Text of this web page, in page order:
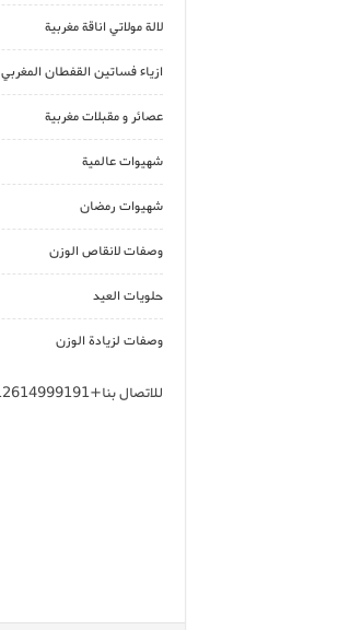
لالة مولاتي اناقة مغربية
ازياء فساتين القفطان المغربي
عصائر و مقبلات مغربية
شهيوات عالمية
شهيوات رمضان
وصفات لانقاص الوزن
حلويات العيد
وصفات لزيادة الوزن
للاتصال بنا+212614999191